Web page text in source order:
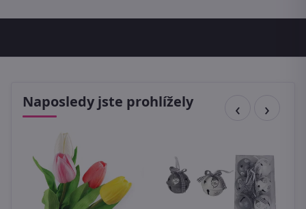
Naposledy jste prohlížely